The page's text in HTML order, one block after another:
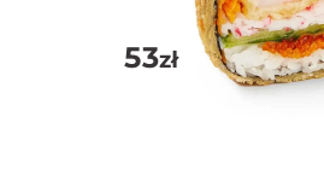
53zł